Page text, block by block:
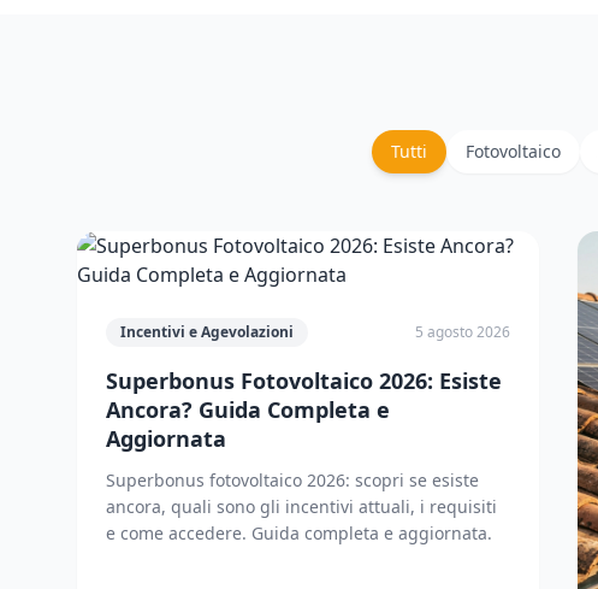
Tutti Fotovoltaico
Incentivi e Agevolazioni 5 agosto 2026
Superbonus Fotovoltaico 2026: Esiste
Ancora? Guida Completa e
Aggiornata
Superbonus fotovoltaico 2026: scopri se esiste
ancora, quali sono gli incentivi attuali, i requisiti
e come accedere. Guida completa e aggiornata.